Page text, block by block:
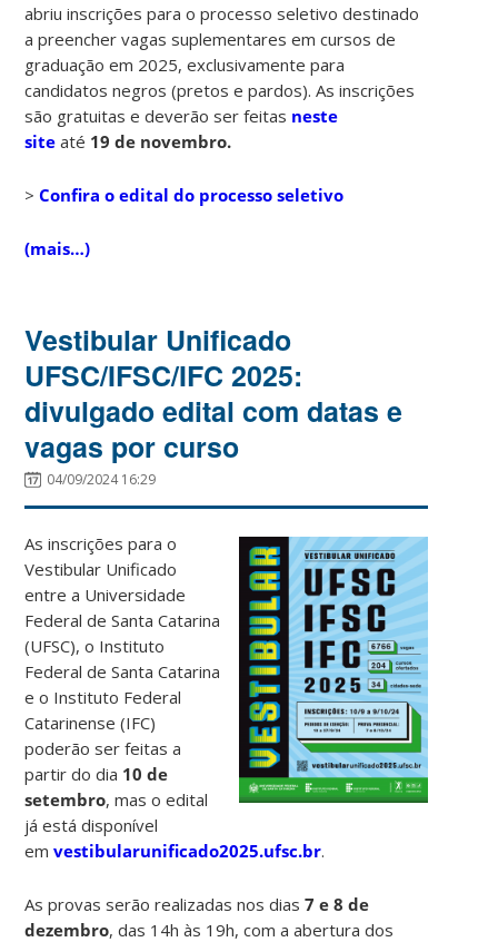
abriu inscrições para o processo seletivo destinado
a preencher vagas suplementares em cursos de
graduação em 2025, exclusivamente para
candidatos negros (pretos e pardos). As inscrições
são gratuitas e deverão ser feitas neste
site até 19 de novembro.
>Confira o edital do processo seletivo
(mais…)
Vestibular Unificado
UFSC/IFSC/IFC 2025:
divulgado edital com datas e
vagas por curso
04/09/2024 16:29
As inscrições para o
Vestibular Unificado
entre a Universidade
Federal de Santa Catarina
(UFSC), o Instituto
Federal de Santa Catarina
e o Instituto Federal
Catarinense (IFC)
poderão ser feitas a
partir do dia 10 de
setembro, mas o edital
já está disponível
emvestibularunificado2025.ufsc.br.
As provas serão realizadas nos dias 7 e 8 de
dezembro, das 14h às 19h, com a abertura dos